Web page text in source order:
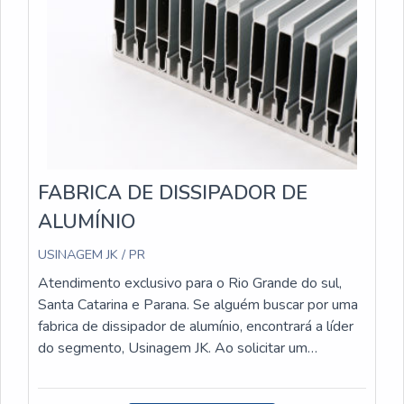
compradores têm a certeza de receber um
dissipador de calor que atenda perfeitamente às
suas necessidades e especificações. A empresa se
compromete em oferecer um atendimento
personalizado, buscando entender as demandas de
cada cliente e oferecer a melhor solução para o seu
projeto.Com a USINAGEM JK, você pode contar com
dissipadores de calor sob medida. Entre em contato
conosco e conheça mais sobre nossos serviços e
produtos de alta qualidade.
FABRICA DE DISSIPADOR DE
ALUMÍNIO
USINAGEM JK / PR
Atendimento exclusivo para o Rio Grande do sul,
Santa Catarina e Parana. Se alguém buscar por uma
fabrica de dissipador de alumínio, encontrará a líder
do segmento, Usinagem JK. Ao solicitar um
ramo, o cliente terá acesso a produtos de primeira